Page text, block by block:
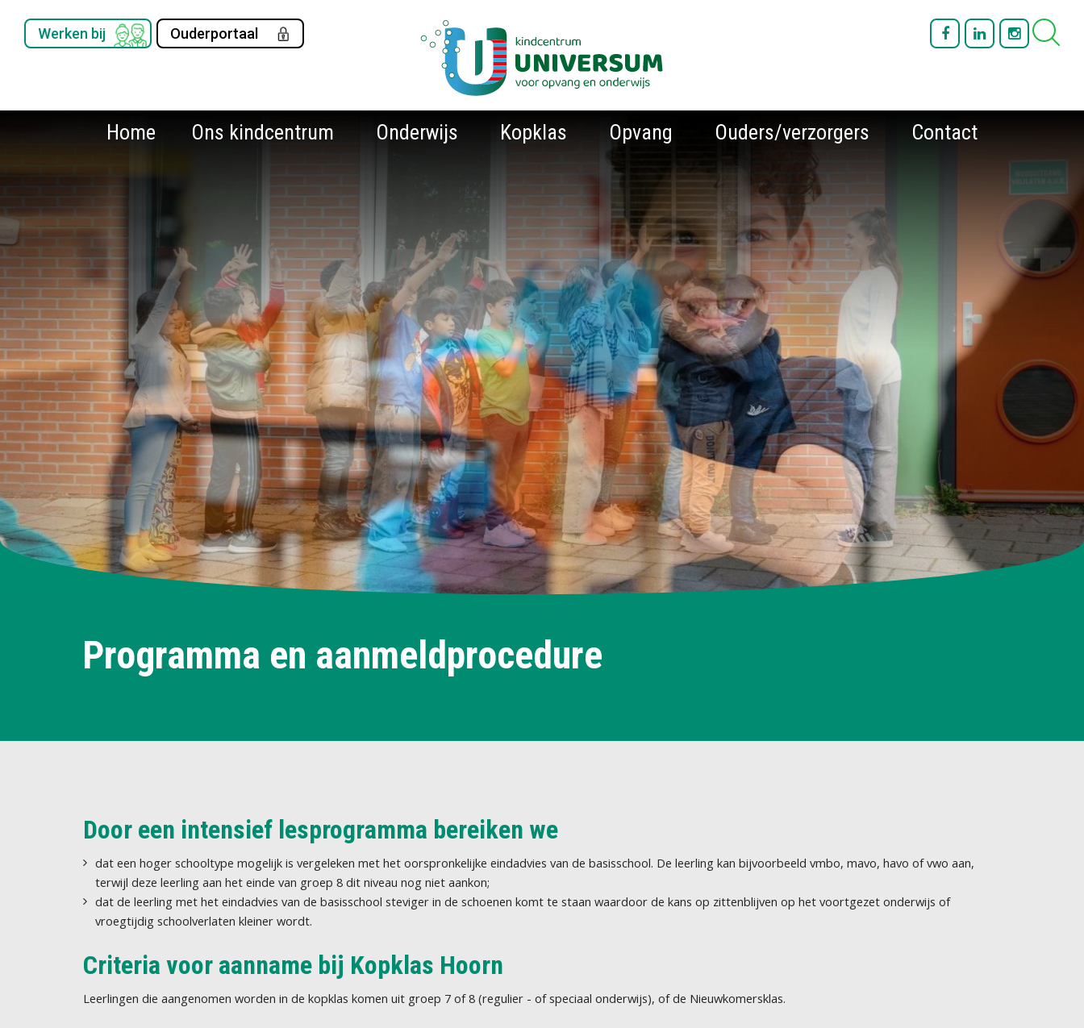
Werken bij Ouderportaal
Home Ons kindcentrum Onderwijs Kopklas Opvang Ouders/verzorgers Contact
Programma en aanmeldprocedure
Door een intensief lesprogramma bereiken we
dat een hoger schooltype mogelijk is vergeleken met het oorspronkelijke eindadvies van de basisschool. De leerling kan bijvoorbeeld vmbo, mavo, havo of vwo aan,
terwijl deze leerling aan het einde van groep 8 dit niveau nog niet aankon;
dat de leerling met het eindadvies van de basisschool steviger in de schoenen komt te staan waardoor de kans op zittenblijven op het voortgezet onderwijs of
vroegtijdig schoolverlaten kleiner wordt.
Criteria voor aanname bij Kopklas Hoorn
Leerlingen die aangenomen worden in de kopklas komen uit groep 7 of 8 (regulier - of speciaal onderwijs), of de Nieuwkomersklas.